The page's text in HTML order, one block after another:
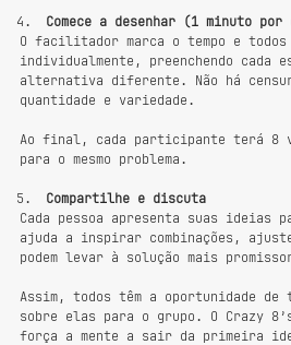
Comece a desenhar (1 minuto por
O facilitador marca o tempo e todos
individualmente, preenchendo cada
alternativa diferente. Não há
quantidade e variedade.
Ao final, cada participante terá 8
para o mesmo problema.
Compartilhe e discuta
Cada pessoa apresenta suas ideias
ajuda a inspirar combinações,
podem levar à solução mais
Assim, todos têm a oportunidade
sobre elas para o grupo. O Crazy
força a mente a sair da primeira